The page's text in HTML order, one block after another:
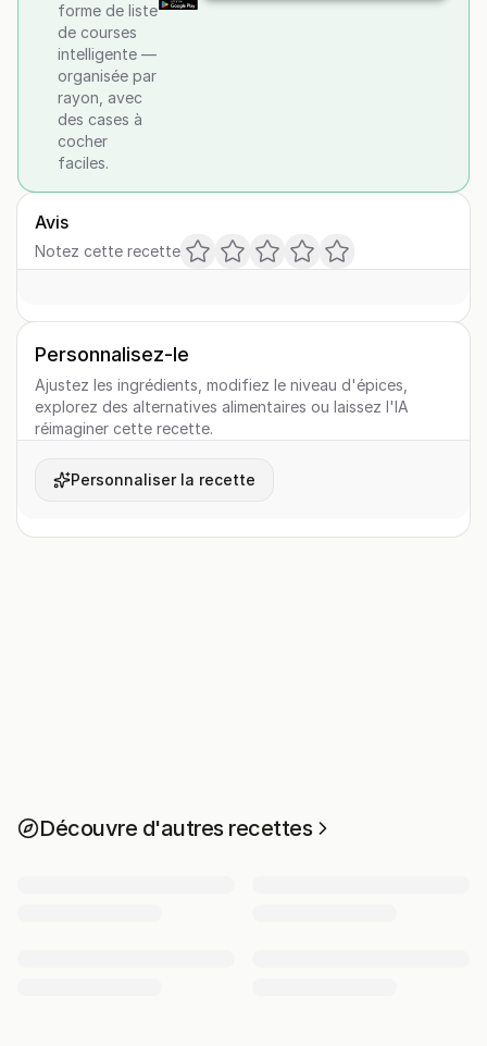
forme de liste
de courses
intelligente —
organisée par
rayon, avec
des cases à
cocher
faciles.
Avis
Notez cette recette
Personnalisez-le
Ajustez les ingrédients, modifiez le niveau d'épices,
explorez des alternatives alimentaires ou laissez l'IA
réimaginer cette recette.
Personnaliser la recette
Découvre d'autres recettes